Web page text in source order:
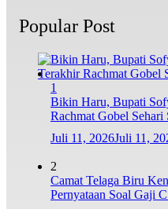
Popular Post
1
Bikin Haru, Bupati
Rachmat Gobel Sehari
Juli 11, 2026Juli 11,
2
Camat Telaga Biru
Pernyataan Soal Gaji